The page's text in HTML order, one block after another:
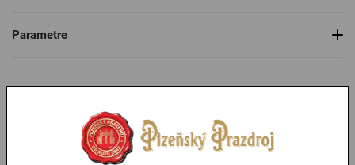
Parametre
Doprava zadarmo